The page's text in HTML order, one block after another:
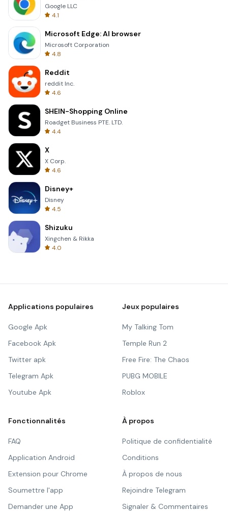
Google LLC
4.1
Microsoft Edge: AI browser
Microsoft Corporation
4.8
Reddit
reddit Inc.
4.6
SHEIN-Shopping Online
Roadget Business PTE. LTD.
4.4
X
X Corp.
4.6
Disney+
Disney
4.5
Shizuku
Xingchen & Rikka
4.0
Applications populaires
Google Apk
Facebook Apk
Twitter apk
Telegram Apk
Youtube Apk
Jeux populaires
My Talking Tom
Temple Run 2
Free Fire: The Chaos
PUBG MOBILE
Roblox
Fonctionnalités
FAQ
Application Android
Extension pour Chrome
Soumettre l'app
Demander une App
À propos
Politique de confidentialité
Conditions
À propos de nous
Rejoindre Telegram
Signaler & Commentaires